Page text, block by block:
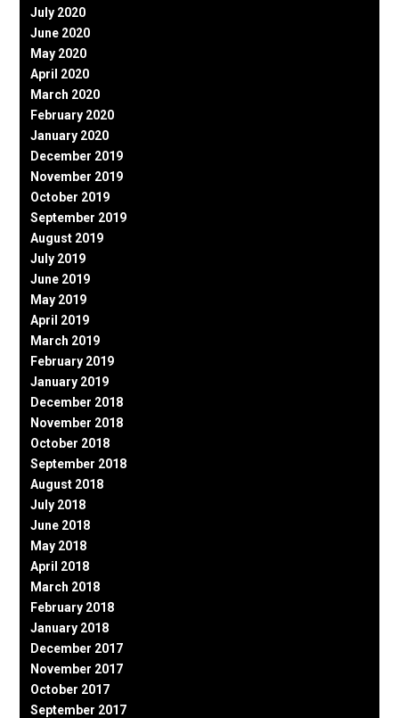
July 2020
June 2020
May 2020
April 2020
March 2020
February 2020
January 2020
December 2019
November 2019
October 2019
September 2019
August 2019
July 2019
June 2019
May 2019
April 2019
March 2019
February 2019
January 2019
December 2018
November 2018
October 2018
September 2018
August 2018
July 2018
June 2018
May 2018
April 2018
March 2018
February 2018
January 2018
December 2017
November 2017
October 2017
September 2017